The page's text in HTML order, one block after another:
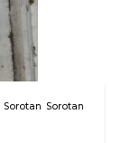
Sorotan Sorotan